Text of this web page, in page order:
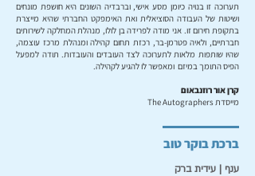
תערוכה זו בנויה כיומן מסע אישי, וברבדיה השונים היא חושפת מונחים
ושיטות של העבודה הסוציאלית ואת האימפקט החברתי שהיא מייצרת
בתקופת חירום זו. אני מודה לפרידה בן לולו, מנהלת המחלקה לשירותים
חברתיים, ולאיה פטרמן-בר, רכזת תחום קהילה ומנהלת מרכז עוצמה,
שהיו שותפות מלאות לתערוכה לצד העובדים והעובדות. תודה למפעל
הפיס התומך במיזם ומאפשר לו להגיע לקהילה.
קרן אור רוזנבאום
מייסדת The Autographers
ברכת בוקר טוב
ענף | עידית ברק